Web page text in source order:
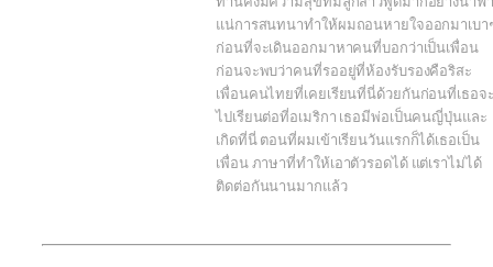
แน่การสนทนาทำให้ผมถอนหายใจออกมาเบา
ก่อนที่จะเดินออกมาหาคนที่บอกว่าเป็นเพื่อน
ก่อนจะพบว่าคนที่รออยู่ที่ห้องรับรองคือริสะ
เพื่อนคนไทยที่เคยเรียนที่นี่ด้วยกันก่อนที่เธอจ
ไปเรียนต่อที่อเมริกา เธอมีพ่อเป็นคนญี่ปุ่นและ
เกิดที่นี่ ตอนที่ผมเข้าเรียนวันแรกก็ได้เธอเป็น
เพื่อน ภาษาที่ทำให้เอาตัวรอดได้ แต่เราไม่ได้
ติดต่อกันนานมากแล้ว